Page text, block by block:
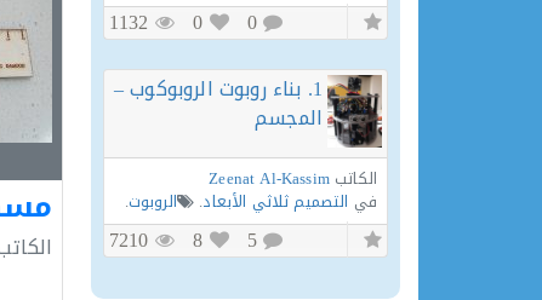
0
1. بناء روبوت الروبوكوب –
المجسم
الكاتبZeenat Al-Kassim
في التصميم ثلاثي الأبعاد. الروبوت.
5